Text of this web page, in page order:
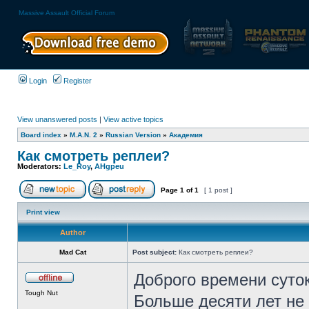
Massive Assault Official Forum
Login Register
View unanswered posts | View active topics
Board index » M.A.N. 2 » Russian Version » Академия
Как смотреть реплеи?
Moderators: Le_Roy, AHgpeu
Page 1 of1 [ 1 post ]
Print view
Author
Mad Cat Post subject: Как смотреть реплеи?
Tough Nut
Доброго времени
Больше десяти лет